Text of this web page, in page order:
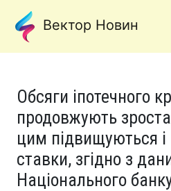
Вектор Новин
Обсяги іпотечного
продовжують
цим підвищуються і
ставки, згідно з
Національного